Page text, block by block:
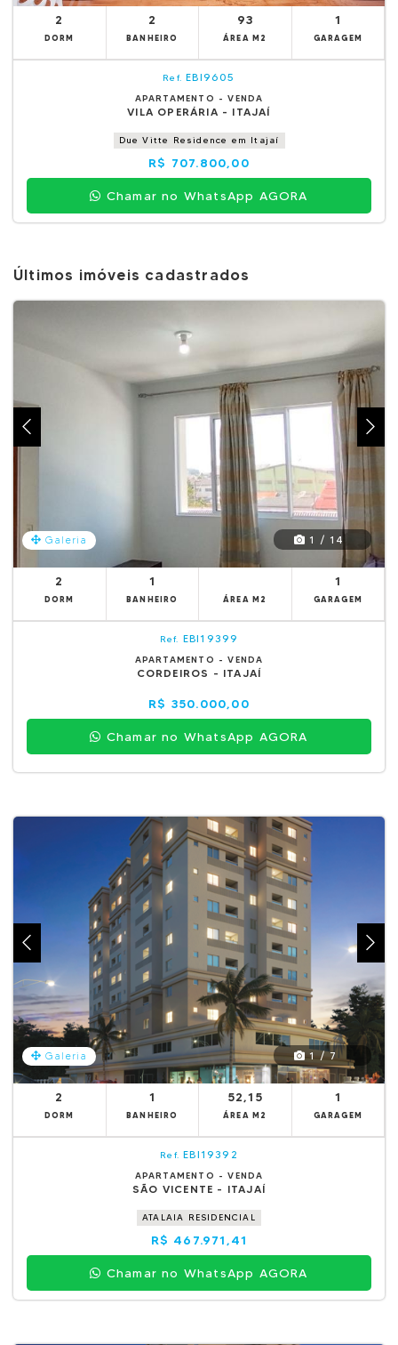
2
DORM
2
BANHEIRO
93
ÁREA M2
1
GARAGEM
Ref. EBI9605
APARTAMENTO - VENDA
VILA OPERÁRIA - ITAJAÍ
Due Vitte Residence em Itajaí
R$ 707.800,00
Chamar no WhatsApp AGORA
Últimos imóveis cadastrados
Galeria 1 / 14
2
DORM
1
BANHEIRO ÁREA M2
1
GARAGEM
Ref. EBI19399
APARTAMENTO - VENDA
CORDEIROS - ITAJAÍ
R$ 350.000,00
Chamar no WhatsApp AGORA
Galeria 1 / 7
2
DORM
1
BANHEIRO
52,15
ÁREA M2
1
GARAGEM
Ref. EBI19392
APARTAMENTO - VENDA
SÃO VICENTE - ITAJAÍ
ATALAIA RESIDENCIAL
R$ 467.971,41
Chamar no WhatsApp AGORA